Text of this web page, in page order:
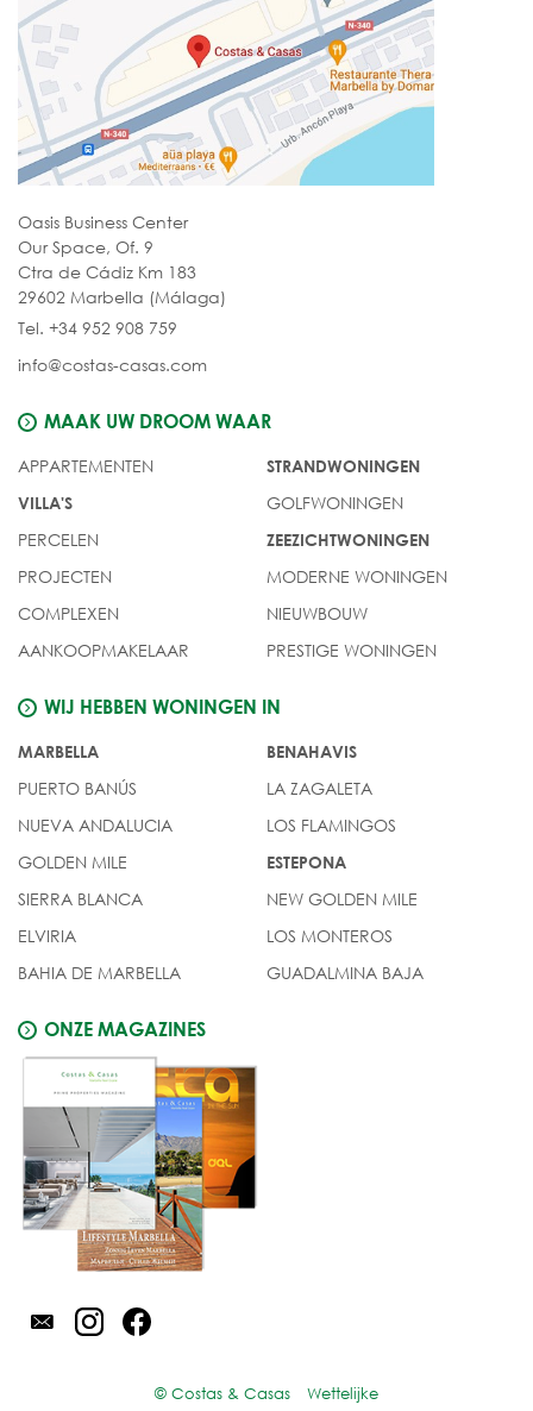
Oasis Business Center
Our Space, Of. 9
Ctra de Cádiz Km 183
29602 Marbella (Málaga)
Tel. +34 952 908 759
info@costas-casas.com
MAAK UW DROOM WAAR
APPARTEMENTEN
VILLA'S
PERCELEN
PROJECTEN
COMPLEXEN
AANKOOPMAKELAAR
STRANDWONINGEN
GOLFWONINGEN
ZEEZICHTWONINGEN
MODERNE WONINGEN
NIEUWBOUW
PRESTIGE WONINGEN
WIJ HEBBEN WONINGEN IN
MARBELLA
PUERTO BANÚS
NUEVA ANDALUCIA
GOLDEN MILE
SIERRA BLANCA
ELVIRIA
BAHIA DE MARBELLA
BENAHAVIS
LA ZAGALETA
LOS FLAMINGOS
ESTEPONA
NEW GOLDEN MILE
LOS MONTEROS
GUADALMINA BAJA
ONZE MAGAZINES
© Costas & Casas
Wettelijke